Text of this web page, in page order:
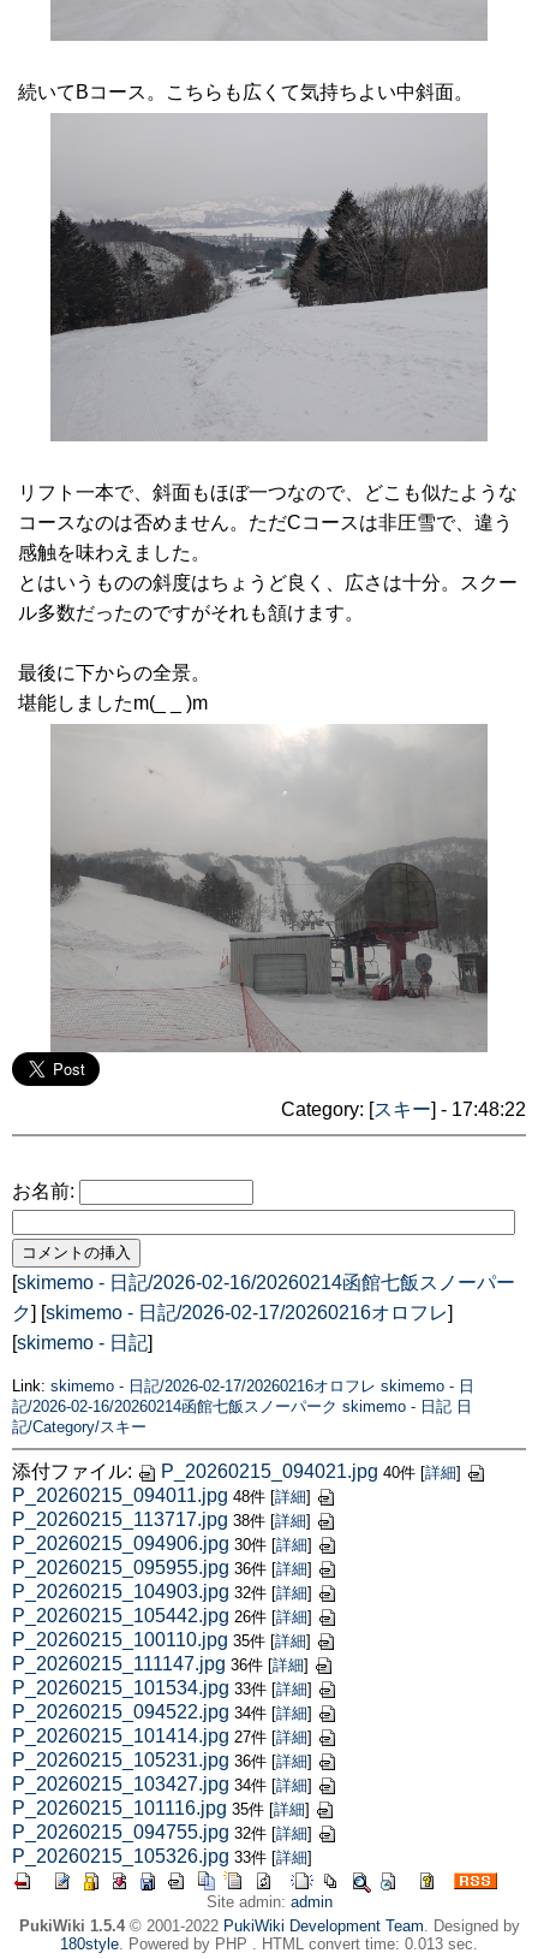
続いてBコース。こちらも広くて気持ちよい中斜面。
リフト一本で、斜面もほぼ一つなので、どこも似たような
コースなのは否めません。ただCコースは非圧雪で、違う
感触を味わえました。
とはいうものの斜度はちょうど良く、広さは十分。スクー
ル多数だったのですがそれも頷けます。
最後に下からの全景。
堪能しましたm(_ _ )m
Category: [スキー] - 17:48:22
お名前:
[skimemo - 日記/2026-02-16/20260214函館七飯スノーパー
ク] [skimemo - 日記/2026-02-17/20260216オロフレ]
[skimemo - 日記]
Link: skimemo - 日記/2026-02-17/20260216オロフレ skimemo - 日
記/2026-02-16/20260214函館七飯スノーパーク skimemo - 日記 日
記/Category/スキー
添付ファイル: P_20260215_094021.jpg 40件 [詳細]
P_20260215_094011.jpg 48件 [詳細]
P_20260215_113717.jpg 38件 [詳細]
P_20260215_094906.jpg 30件 [詳細]
P_20260215_095955.jpg 36件 [詳細]
P_20260215_104903.jpg 32件 [詳細]
P_20260215_105442.jpg 26件 [詳細]
P_20260215_100110.jpg 35件 [詳細]
P_20260215_111147.jpg 36件 [詳細]
P_20260215_101534.jpg 33件 [詳細]
P_20260215_094522.jpg 34件 [詳細]
P_20260215_101414.jpg 27件 [詳細]
P_20260215_105231.jpg 36件 [詳細]
P_20260215_103427.jpg 34件 [詳細]
P_20260215_101116.jpg 35件 [詳細]
P_20260215_094755.jpg 32件 [詳細]
P_20260215_105326.jpg 33件 [詳細]
Site admin: admin
PukiWiki 1.5.4© 2001-2022 PukiWiki Development Team. Designed by
180style. Powered by PHP . HTML convert time: 0.013 sec.